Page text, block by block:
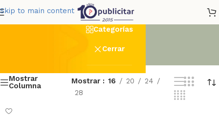
Skip to main content franfor
Categorías
Cerrar
Mostrar
Columna
Mostrar 16 20
24
28